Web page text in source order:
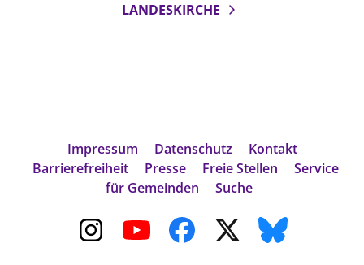
LANDESKIRCHE
Impressum Datenschutz
Kontakt
Barrierefreiheit
Presse Freie Stellen
Service
für Gemeinden
Suche